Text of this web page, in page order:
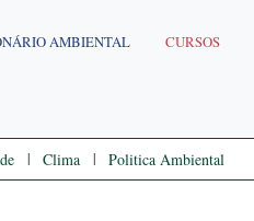
AMBIENTAL CURSOS
| Clima | Politica Ambiental